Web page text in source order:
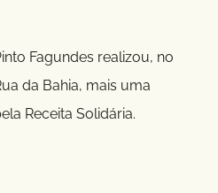
Fagundes realizou, no
da Bahia, mais uma
Receita Solidária.